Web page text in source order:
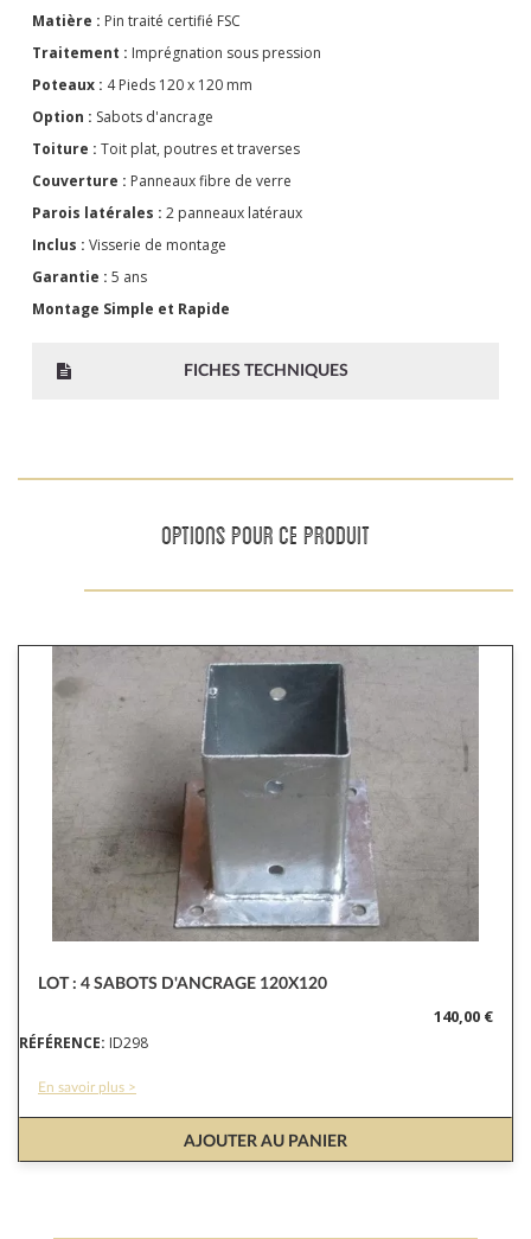
Matière : Pin traité certifié FSC
Traitement : Imprégnation sous pression
Poteaux : 4 Pieds 120 x 120 mm
Option : Sabots d'ancrage
Toiture : Toit plat, poutres et traverses
Couverture : Panneaux fibre de verre
Parois latérales : 2 panneaux latéraux
Inclus : Visserie de montage
Garantie : 5 ans
Montage Simple et Rapide
FICHES TECHNIQUES
OPTIONS POUR CE PRODUIT
LOT : 4 SABOTS D'ANCRAGE 120X120
140,00 €
RÉFÉRENCE: ID298
En savoir plus >
AJOUTER AU PANIER